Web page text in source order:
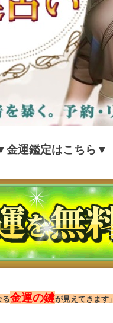
金運鑑定はこちら▼
る金運の鍵が見えてきます」